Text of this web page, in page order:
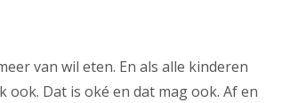
van wil eten. En als alle kinderen
Dat is oké en dat mag ook. Af en